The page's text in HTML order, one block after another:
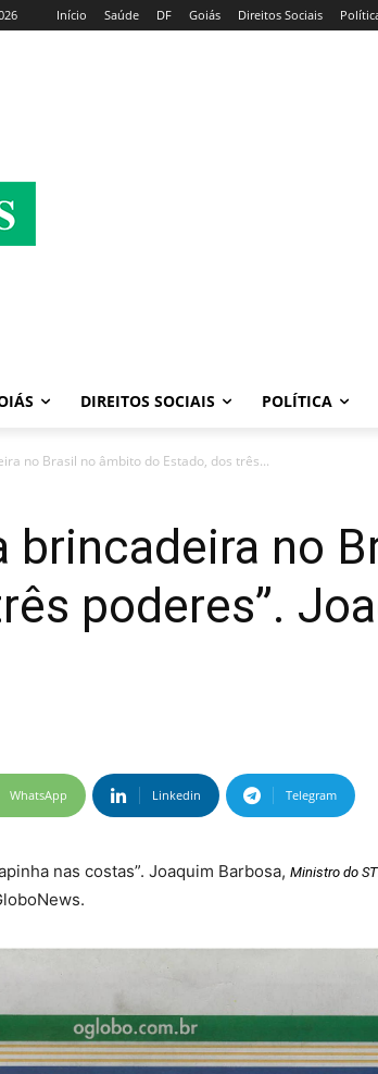
Início Saúde DF Goiás Direitos Sociais
DIREITOS SOCIAIS POLÍTICA
no Brasil no âmbito do Estado, dos três...
brincadeira no
poderes”.
WhatsApp Linkedin Telegram
nas costas”. Joaquim Barbosa, Ministro do